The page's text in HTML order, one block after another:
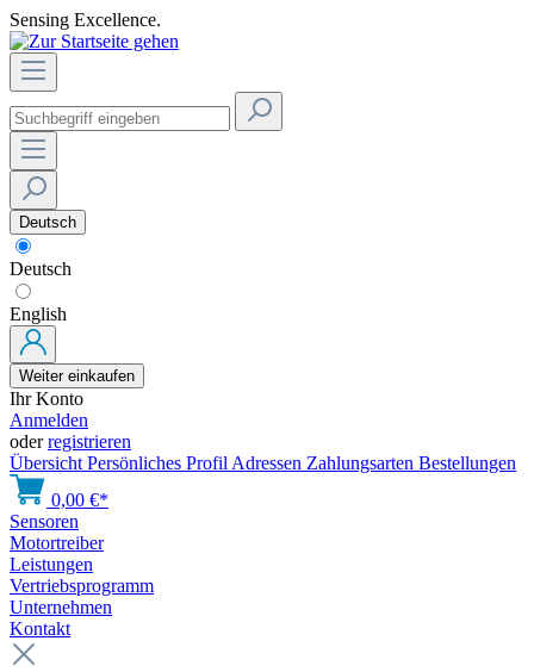
Sensing Excellence.
Deutsch
Deutsch
English
Weiter einkaufen
Ihr Konto
Anmelden
oderregistrieren
Übersicht Persönliches Profil Adressen Zahlungsarten Bestellungen
0,00 €*
Sensoren
Motortreiber
Leistungen
Vertriebsprogramm
Unternehmen
Kontakt